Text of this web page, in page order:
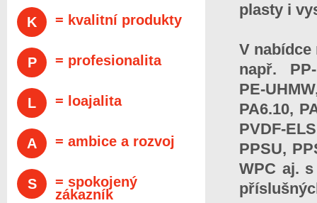
K = kvalitní produkty
P = profesionalita
L = loajalita
A = ambice a rozvoj
S
= spokojený
zákazník
plasty i
V nabídce
např. PP-
PE-
PA6.10,
PVDF-
PPSU,
WPC aj.